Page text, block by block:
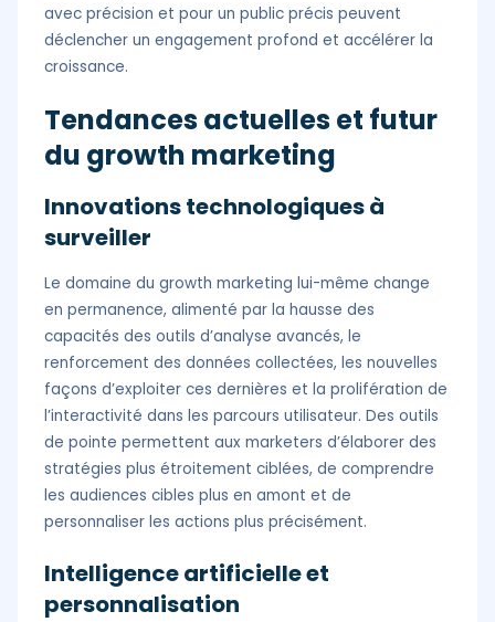
avec précision et pour un public précis peuvent
déclencher un engagement profond et accélérer la
croissance.
Tendances actuelles et futur
du growth marketing
Innovations technologiques à
surveiller
Le domaine du growth marketing lui-même change
en permanence, alimenté par la hausse des
capacités des outils d’analyse avancés, le
renforcement des données collectées, les nouvelles
façons d’exploiter ces dernières et la prolifération de
l’interactivité dans les parcours utilisateur. Des outils
de pointe permettent aux marketers d’élaborer des
stratégies plus étroitement ciblées, de comprendre
les audiences cibles plus en amont et de
personnaliser les actions plus précisément.
Intelligence artificielle et
personnalisation